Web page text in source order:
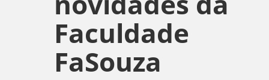
Faculdade
FaSouza